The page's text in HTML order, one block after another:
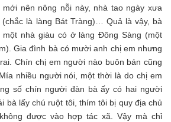
nên nông nỗi này, nhà tao ngày xưa
là làng Bát Tràng)… Quả là vậy, bà
nhà giàu có ở làng Đông Sàng (một
Gia đình bà có mười anh chị em nhưng
Chín chị em người nào buôn bán cũng
nhiều người nói, một thời là do chị em
số chín người đàn bà ấy có hai người
bà lấy chú ruột tôi, thím tôi bị quy địa chủ
được vào hợp tác xã. Vậy mà chỉ